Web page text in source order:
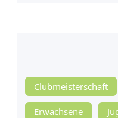
Clubmeisterschaft
Erwachsene